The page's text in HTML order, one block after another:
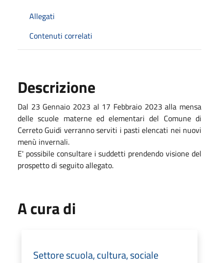
Allegati
Contenuti correlati
Descrizione
Dal 23 Gennaio 2023 al 17 Febbraio 2023 alla mensa
delle scuole materne ed elementari del Comune di
Cerreto Guidi verranno serviti i pasti elencati nei nuovi
menù invernali.
E' possibile consultare i suddetti prendendo visione del
prospetto di seguito allegato.
A cura di
Settore scuola, cultura, sociale